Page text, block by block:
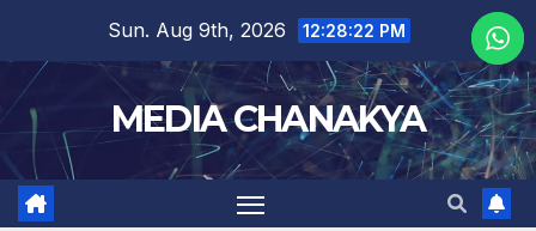
Sun. Aug 9th, 2026 12:28:24 PM
MEDIA CHANAKYA